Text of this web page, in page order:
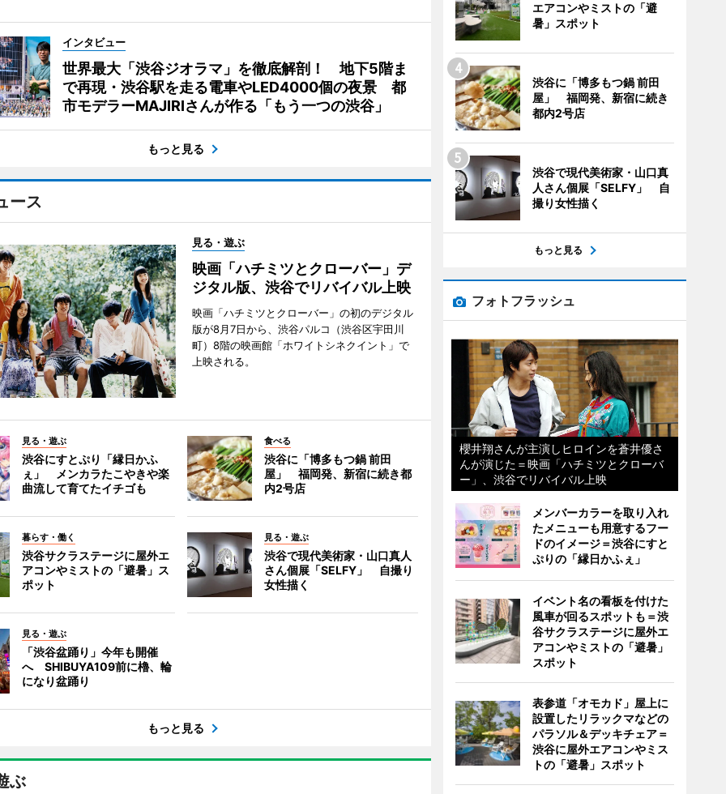
インタビュー
世界最大「渋谷ジオラマ」を徹底解剖！ 地下5階ま
で再現・渋谷駅を走る電車やLED4000個の夜景 都
市モデラーMAJIRIさんが作る「もう一つの渋谷」
もっと見る
ース
見る・遊ぶ
映画「ハチミツとクローバー」デ
ジタル版、渋谷でリバイバル上映
映画「ハチミツとクローバー」の初のデジタル
版が8月7日から、渋谷パルコ（渋谷区宇田川
町）8階の映画館「ホワイトシネクイント」で
上映される。
見る・遊ぶ
渋谷にすとぷり「縁日かふ
ぇ」 メンカラたこやきや楽
曲流して育てたイチゴも
食べる
渋谷に「博多もつ鍋 前田
屋」 福岡発、新宿に続き都
内2号店
暮らす・働く
渋谷サクラステージに屋外エ
アコンやミストの「避暑」ス
ポット
見る・遊ぶ
渋谷で現代美術家・山口真人
さん個展「SELFY」 自撮り
女性描く
見る・遊ぶ
「渋谷盆踊り」今年も開催
へ SHIBUYA109前に櫓、輪
になり盆踊り
もっと見る
ぶ
エアコンやミストの「避
暑」スポット
渋谷に「博多もつ鍋 前田
屋」 福岡発、新宿に続き
都内2号店
渋谷で現代美術家・山口真
人さん個展「SELFY」 自
撮り女性描く
もっと見る
フォトフラッシュ
櫻井翔さんが主演しヒロインを蒼井優さ
んが演じた＝映画「ハチミツとクローバ
ー」、渋谷でリバイバル上映
メンバーカラーを取り入れ
たメニューも用意するフー
ドのイメージ＝渋谷にすと
ぷりの「縁日かふぇ」
イベント名の看板を付けた
風車が回るスポットも＝渋
谷サクラステージに屋外エ
アコンやミストの「避暑」
スポット
表参道「オモカド」屋上に
設置したリラックマなどの
パラソル＆デッキチェア＝
渋谷に屋外エアコンやミス
トの「避暑」スポット